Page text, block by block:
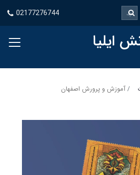
02177276744
ایلیا
آموزش و پرورش اصفهان